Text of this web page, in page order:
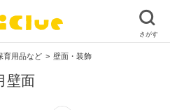
育用品など 壁面・装飾
壁面